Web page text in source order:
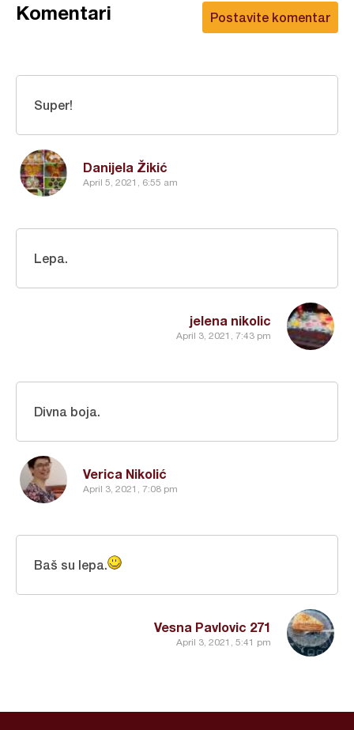
Postavite komentar
Komentari
Danijela Žikić
April 5, 2021, 6:55 am
Super!
jelena nikolic
April 3, 2021, 7:43 pm
Lepa.
Verica Nikolić
April 3, 2021, 7:08 pm
Divna boja.
Vesna Pavlovic 271
April 3, 2021, 5:41 pm
Baš su lepa.